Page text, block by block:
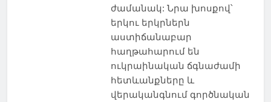
ժամանակ: Նրա խոսքով՝
երկու երկրներն
աստիճանաբար
հաղթահարում են
ուկրաինական ճգնաժամի
հետևանքները և
վերականգնում գործնական